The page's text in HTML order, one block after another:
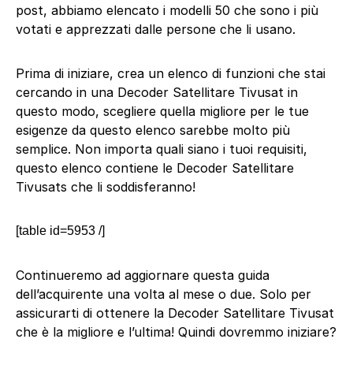
post, abbiamo elencato i modelli 50 che sono i più
votati e apprezzati dalle persone che li usano.
Prima di iniziare, crea un elenco di funzioni che stai
cercando in una Decoder Satellitare Tivusat in
questo modo, scegliere quella migliore per le tue
esigenze da questo elenco sarebbe molto più
semplice. Non importa quali siano i tuoi requisiti,
questo elenco contiene le Decoder Satellitare
Tivusats che li soddisferanno!
[table id=5953 /]
Continueremo ad aggiornare questa guida
dell’acquirente una volta al mese o due. Solo per
assicurarti di ottenere la Decoder Satellitare Tivusat
che è la migliore e l’ultima! Quindi dovremmo iniziare?